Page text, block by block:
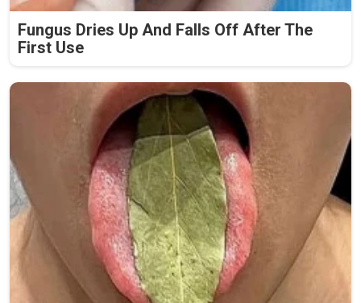
Fungus Dries Up And Falls Off After The
First Use